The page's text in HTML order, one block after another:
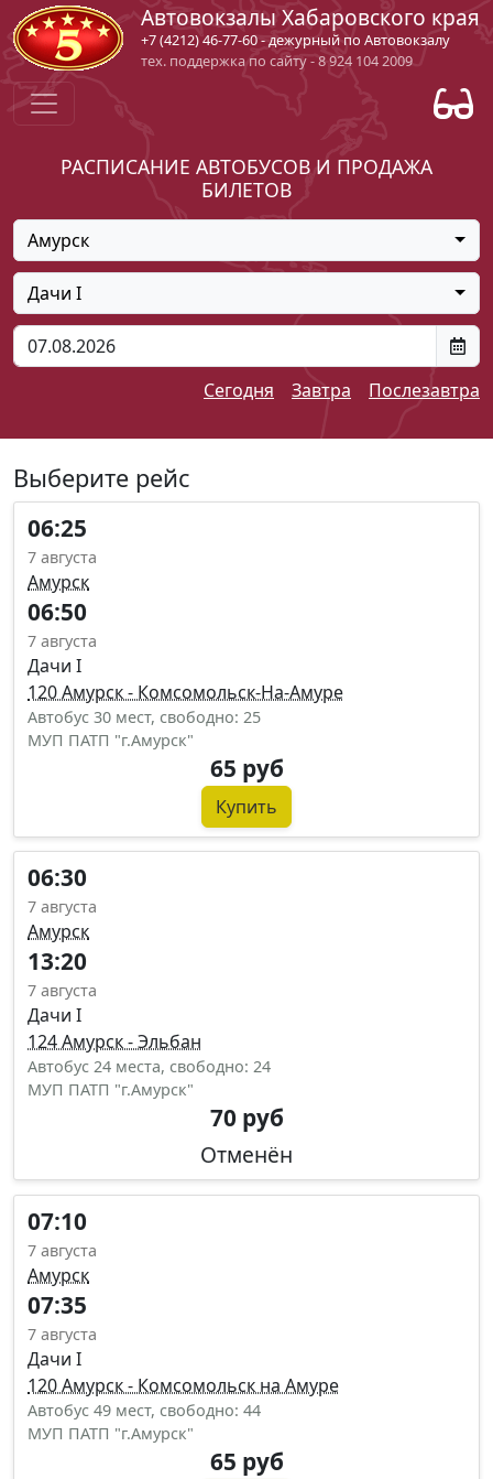
Автовокзалы Хабаровского края
+7 (4212) 46-77-60 - дежурный по Автовокзалу
тех. поддержка по сайту - 8 924 104 2009
РАСПИСАНИЕ АВТОБУСОВ И ПРОДАЖА
БИЛЕТОВ
Амурск
Дачи I
Сегодня Завтра Послезавтра
Выберите рейс
06:25
7 августа
Амурск
06:50
7 августа
Дачи I
120 Амурск - Комсомольск-На-Амуре
Автобус 30 мест, свободно: 25
МУП ПАТП "г.Амурск"
65 руб
Купить
06:30
7 августа
Амурск
13:20
7 августа
Дачи I
124 Амурск - Эльбан
Автобус 24 места, свободно: 24
МУП ПАТП "г.Амурск"
70 руб
Отменён
07:10
7 августа
Амурск
07:35
7 августа
Дачи I
120 Амурск - Комсомольск на Амуре
Автобус 49 мест, свободно: 44
МУП ПАТП "г.Амурск"
65 руб